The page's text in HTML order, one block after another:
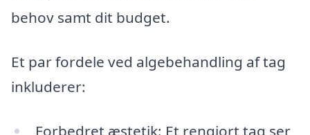
behov samt dit budget.
Et par fordele ved algebehandling af tag
inkluderer:
Forbedret æstetik: Et rengjort tag ser